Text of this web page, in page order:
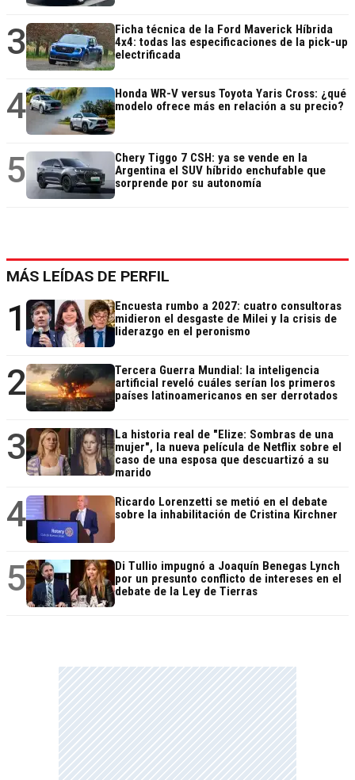
3
Ficha técnica de la Ford Maverick Híbrida
4x4: todas las especificaciones de la pick-up
electrificada
4
Honda WR-V versus Toyota Yaris Cross: ¿qué
modelo ofrece más en relación a su precio?
5
Chery Tiggo 7 CSH: ya se vende en la
Argentina el SUV híbrido enchufable que
sorprende por su autonomía
MÁS LEÍDAS DE PERFIL
1
Encuesta rumbo a 2027: cuatro consultoras
midieron el desgaste de Milei y la crisis de
liderazgo en el peronismo
2
Tercera Guerra Mundial: la inteligencia
artificial reveló cuáles serían los primeros
países latinoamericanos en ser derrotados
3
La historia real de "Elize: Sombras de una
mujer", la nueva película de Netflix sobre el
caso de una esposa que descuartizó a su
marido
4
Ricardo Lorenzetti se metió en el debate
sobre la inhabilitación de Cristina Kirchner
5
Di Tullio impugnó a Joaquín Benegas Lynch
por un presunto conflicto de intereses en el
debate de la Ley de Tierras